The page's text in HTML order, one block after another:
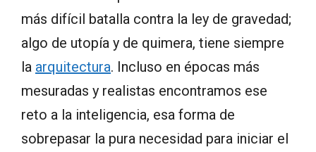
más difícil batalla contra la ley de gravedad;
algo de utopía y de quimera, tiene siempre
la arquitectura. Incluso en épocas más
mesuradas y realistas encontramos ese
reto a la inteligencia, esa forma de
sobrepasar la pura necesidad para iniciar el